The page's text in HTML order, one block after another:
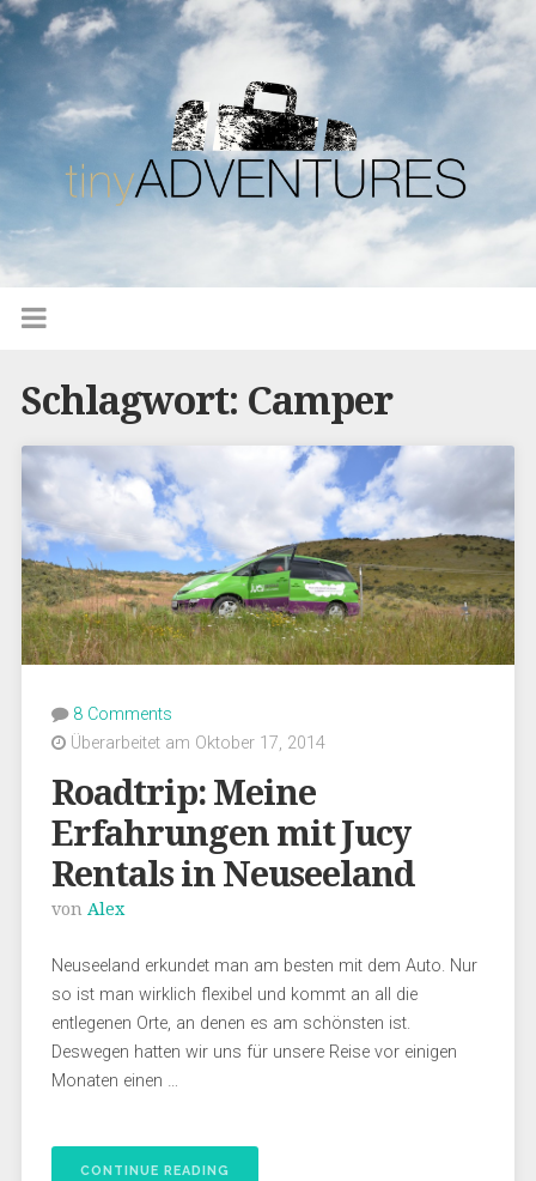
Schlagwort: Camper
8 Comments
Überarbeitet am Oktober 17, 2014
Roadtrip: Meine
Erfahrungen mit Jucy
Rentals in Neuseeland
von Alex
Neuseeland erkundet man am besten mit dem Auto. Nur
so ist man wirklich flexibel und kommt an all die
entlegenen Orte, an denen es am schönsten ist.
Deswegen hatten wir uns für unsere Reise vor einigen
Monaten einen …
CONTINUE READING